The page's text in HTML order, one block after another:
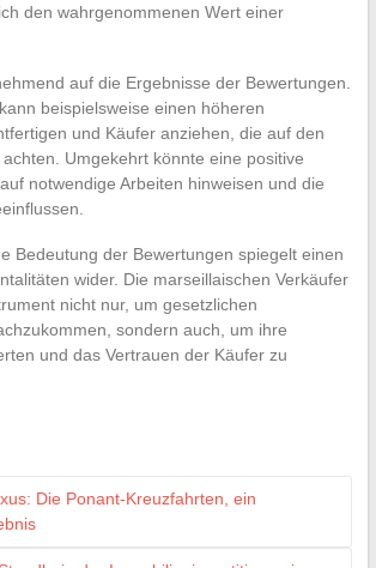
den wahrgenommenen Wert einer
auf die Ergebnisse der Bewertungen.
beispielsweise einen höheren
und Käufer anziehen, die auf den
Umgekehrt könnte eine positive
notwendige Arbeiten hinweisen und die
Bedeutung der Bewertungen spiegelt einen
wider. Die marseillaischen Verkäufer
nicht nur, um gesetzlichen
sondern auch, um ihre
und das Vertrauen der Käufer zu
Die Ponant-Kreuzfahrten, ein